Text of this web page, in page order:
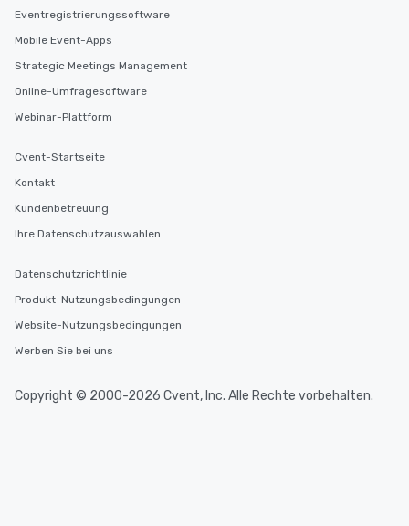
Eventregistrierungssoftware
Mobile Event-Apps
Strategic Meetings Management
Online-Umfragesoftware
Webinar-Plattform
Cvent-Startseite
Kontakt
Kundenbetreuung
Ihre Datenschutzauswahlen
Datenschutzrichtlinie
Produkt-Nutzungsbedingungen
Website-Nutzungsbedingungen
Werben Sie bei uns
Copyright © 2000-2026 Cvent, Inc. Alle Rechte vorbehalten.